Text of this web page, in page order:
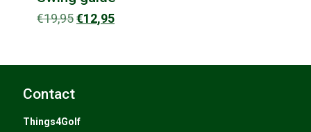
€19,95Oorspronkelijke
€19,95.
€12,95Huidige
€12,95.
Contact
Things4Golf